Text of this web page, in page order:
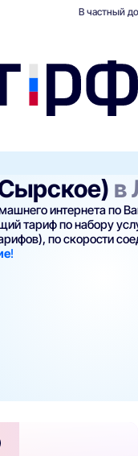
В частный
Сырское) в
интернета по
тариф по набору
по скорости
!